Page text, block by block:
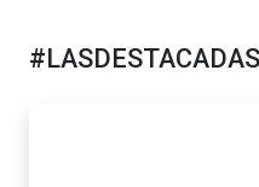
#LASDESTACADAS